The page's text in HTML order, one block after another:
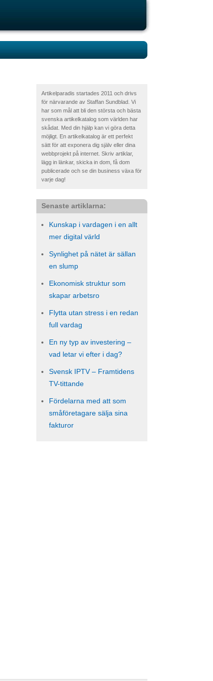
Artikelparadis startades 2011 och drivs
för närvarande av Staffan Sundblad. Vi
har som mål att bli den största och bästa
svenska artikelkatalog som världen har
skådat. Med din hjälp kan vi göra detta
möjligt. En artikelkatalog är ett perfekt
sätt för att exponera dig själv eller dina
webbprojekt på internet. Skriv artiklar,
lägg in länkar, skicka in dom, få dom
publicerade och se din business växa för
varje dag!
Senaste artiklarna:
Kunskap i vardagen i en allt
mer digital värld
Synlighet på nätet är sällan
en slump
Ekonomisk struktur som
skapar arbetsro
Flytta utan stress i en redan
full vardag
En ny typ av investering –
vad letar vi efter i dag?
Svensk IPTV – Framtidens
TV-tittande
Fördelarna med att som
småföretagare sälja sina
fakturor